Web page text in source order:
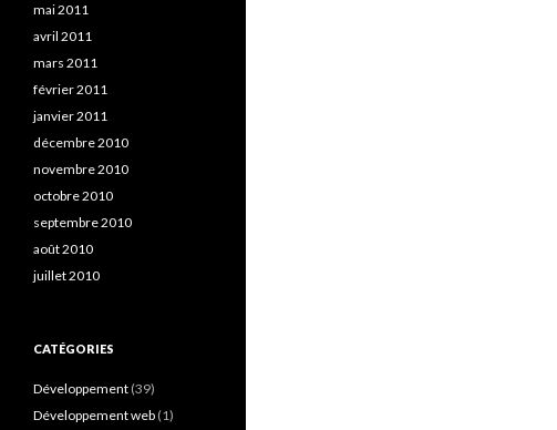
mai 2011
avril 2011
mars 2011
février 2011
janvier 2011
décembre 2010
novembre 2010
octobre 2010
septembre 2010
août 2010
juillet 2010
CATÉGORIES
Développement (39)
Développement web (1)